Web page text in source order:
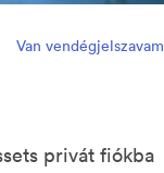
Van vendégjelszavam
privát fiókba